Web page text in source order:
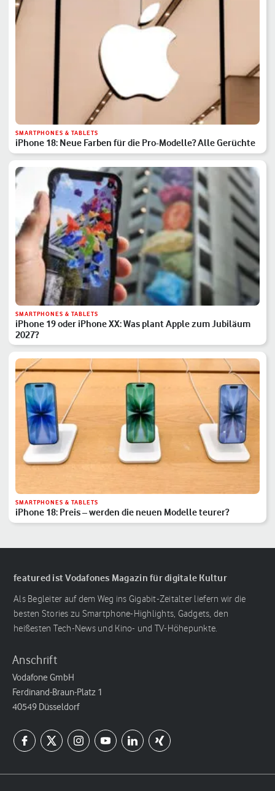
SMARTPHONES & TABLETS
iPhone 18: Neue Farben für die Pro-Modelle? Alle Gerüchte
SMARTPHONES & TABLETS
iPhone 19 oder iPhone XX: Was plant Apple zum Jubiläum
2027?
SMARTPHONES & TABLETS
iPhone 18: Preis – werden die neuen Modelle teurer?
featured ist Vodafones Magazin für digitale Kultur
Als Begleiter auf dem Weg ins Gigabit-Zeitalter liefern wir die
besten Stories zu Smartphone-Highlights, Gadgets, den
heißesten Tech-News und Kino- und TV-Höhepunkte.
Anschrift
Vodafone GmbH
Ferdinand-Braun-Platz 1
40549 Düsseldorf